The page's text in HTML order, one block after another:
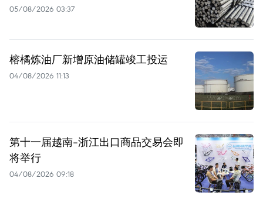
05/08/2026 03:37
榕橘炼油厂新增原油储罐竣工投运
04/08/2026 11:13
第十一届越南-浙江出口商品交易会即
将举行
04/08/2026 09:18